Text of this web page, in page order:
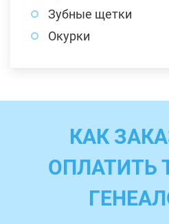
Зубные щетки
Окурки
КАК
ОПЛАТИТЬ